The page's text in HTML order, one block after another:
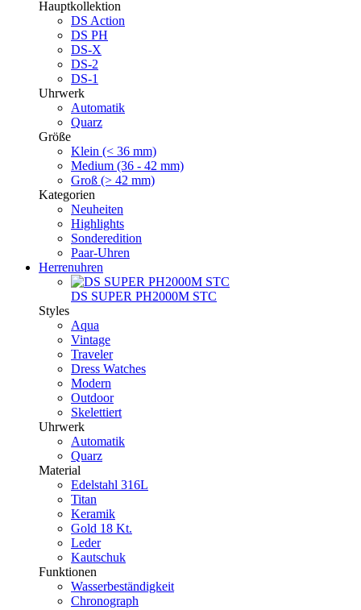
Hauptkollektion
DS Action
DS PH
DS-X
DS-2
DS-1
Uhrwerk
Automatik
Quarz
Größe
Klein (< 36 mm)
Medium (36 - 42 mm)
Groß (> 42 mm)
Kategorien
Neuheiten
Highlights
Sonderedition
Paar-Uhren
Herrenuhren
DS SUPER PH2000M STC
Styles
Aqua
Vintage
Traveler
Dress Watches
Modern
Outdoor
Skelettiert
Uhrwerk
Automatik
Quarz
Material
Edelstahl 316L
Titan
Keramik
Gold 18 Kt.
Leder
Kautschuk
Funktionen
Wasserbeständigkeit
Chronograph